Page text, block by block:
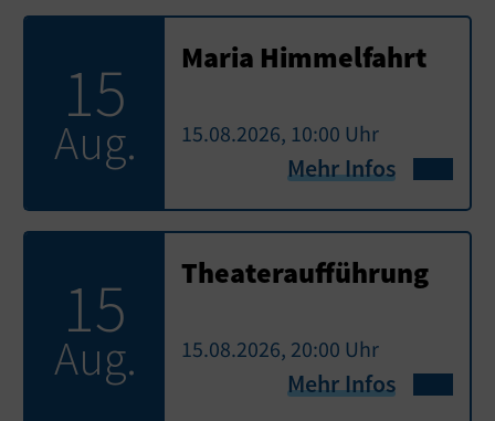
15
Aug.
Maria Himmelfahrt
15.08.2026, 10:00 Uhr
Mehr Infos
15
Aug.
Theateraufführung
15.08.2026, 20:00 Uhr
Mehr Infos